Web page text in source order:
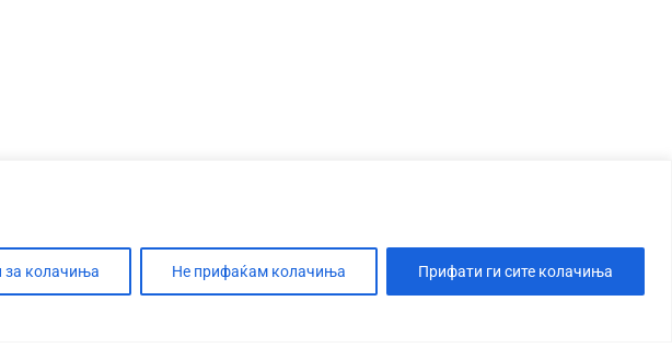
за колачиња Не прифаќам колачиња Прифати ги сите колачиња